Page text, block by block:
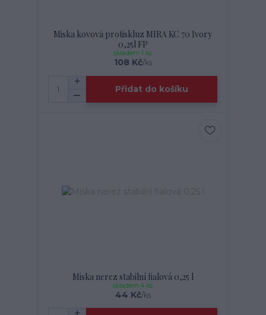
Miska kovová protiskluz MIRA KC 70 Ivory
0,25l FP
108 Kč/ks
skladem 1 ks
Přidat do košíku
Miska nerez stabilní fialová 0,25 l
44 Kč/ks
skladem 4 ks